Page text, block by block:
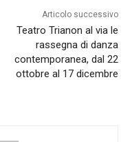
Articolo successivo
Teatro Trianon al via le
rassegna di danza
contemporanea, dal 22
ottobre al 17 dicembre